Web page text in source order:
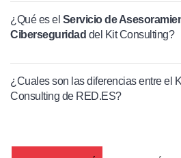
¿Qué es el Servicio de
Ciberseguridad del Kit Consulting?
¿Cuales son las diferencias entre el
Consulting de RED.ES?